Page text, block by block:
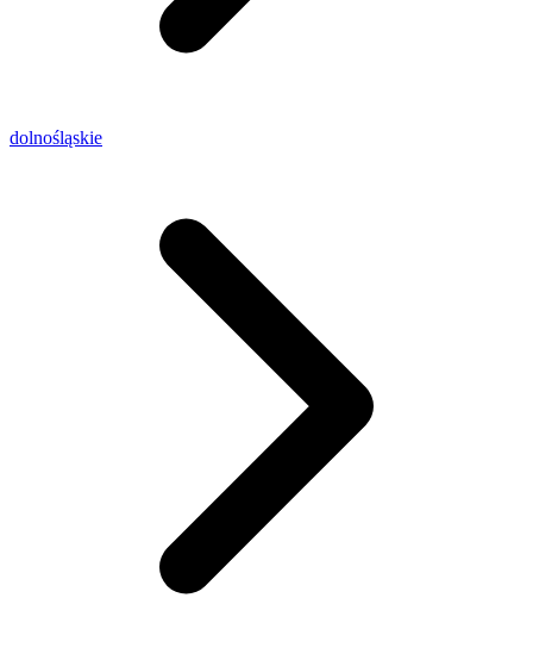
dolnośląskie